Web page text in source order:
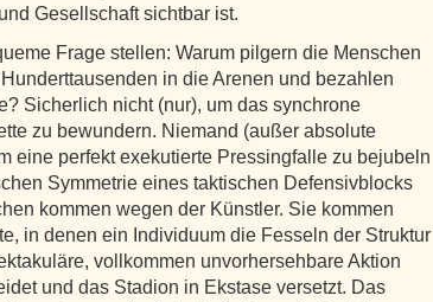
Gesellschaft sichtbar ist.
Frage stellen: Warum pilgern die Menschen
in die Arenen und bezahlen
Sicherlich nicht (nur), um das synchrone
zu bewundern. Niemand (außer absolute
eine perfekt exekutierte Pressingfalle zu bejubeln
Symmetrie eines taktischen Defensivblocks
kommen wegen der Künstler. Sie kommen
in denen ein Individuum die Fesseln der Struktur
vollkommen unvorhersehbare Aktion
und das Stadion in Ekstase versetzt. Das